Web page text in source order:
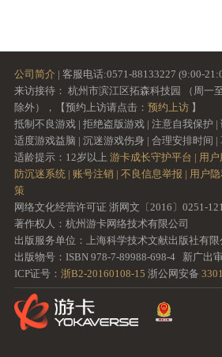
公司简介 | 客服电话:0571-88133227 (9:00-
来访接待： 杭州市滨江区拓森科技园 （周一
除外），【预约上访请点击： 预约上访】
抵制不良游戏 | 拒绝盗版游戏 | 注意自我保护 |
适度游戏益脑 | 沉迷游戏伤身 | 合理安排时间 |
适龄提示：12岁以上 游卡成长守护平台 | 用户
防沉迷系统 | 账号注销 | 不良信息举报 | 用户
策
网络文化经营许可证 浙网文〔2016〕0251-
著作权人：杭州游卡网络技术有限公司
出版服务单位：上海科学技术文献出版社有限
出版物号：ISBN 978-7-89988-698-4 新广出
ICP证号： 浙B2-20160108-15 浙公网安备